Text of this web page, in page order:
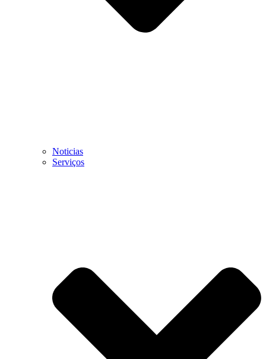
Noticias
Serviços